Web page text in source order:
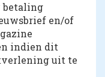
betaling
en/of
indien dit
uit te